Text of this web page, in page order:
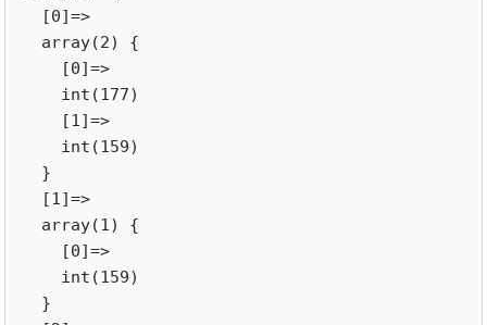
  [0]=>
  array(2) {
    [0]=>
    int(177)
    [1]=>
    int(159)
  }
  [1]=>
  array(1) {
    [0]=>
    int(159)
  }